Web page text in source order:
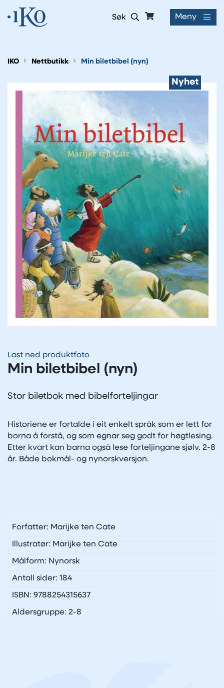
Søk Meny
IKO Nettbutikk Min biletbibel (nyn)
Nyhet
Last ned produktfoto
Min biletbibel (nyn)
Stor biletbok med bibelforteljingar
Historiene er fortalde i eit enkelt språk som er lett for
borna å forstå, og som egnar seg godt for høgtlesing.
Etter kvart kan barna også lese forteljingane sjølv. 2-8
år. Både bokmål- og nynorskversjon.
Forfatter: Marijke ten Cate
Illustratør: Marijke ten Cate
Målform: Nynorsk
Antall sider: 184
ISBN: 9788254315637
Aldersgruppe: 2-8